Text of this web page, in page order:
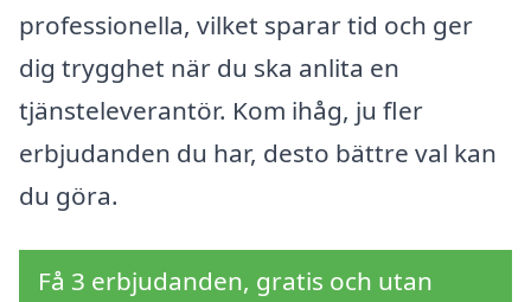
professionella, vilket sparar tid och ger
dig trygghet när du ska anlita en
tjänsteleverantör. Kom ihåg, ju fler
erbjudanden du har, desto bättre val kan
du göra.
Få 3 erbjudanden, gratis och utan